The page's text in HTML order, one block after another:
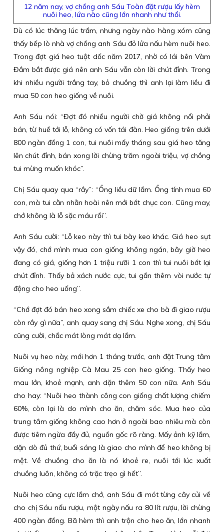
12 năm nay, vợ chồng anh Sáu Toàn đặt rượu lấy hèm
nuôi heo, lứa nào cũng lớn nhanh như thổi.
Dù có lúc thăng lúc trầm, nhưng ngày nào hàng xóm cũng
thấy bếp lò nhà vợ chồng anh Sáu đỏ lửa nấu hèm nuôi heo.
Trong đợt giá heo tuột dốc năm 2017, nhờ có lái bên Vàm
Đầm bắt được giá nên anh Sáu vẫn còn lời chút đỉnh. Trong
khi nhiều người trắng tay, bỏ chuồng thì anh lại làm liều đi
mua 50 con heo giống về nuôi.
Anh Sáu nói: “Đợt đó nhiều người chờ giá không nổi phải
bán, từ huề tới lỗ, không có vốn tái đàn. Heo giống trên dưới
800 ngàn đồng 1 con, tui nuôi mấy tháng sau giá heo tăng
lên chút đỉnh, bán xong lời chừng trăm ngoài triệu, vợ chồng
tui mừng muốn khóc”.
Chị Sáu quay qua “rầy”: “Ổng liều dữ lắm. Ổng tính mua 60
con, mà tui cằn nhằn hoài nên mới bớt chục con. Cũng may,
chớ không là lỗ sặc máu rồi”.
Anh Sáu cười: “Lỗ keo này thì tui bày keo khác. Giá heo sụt
vậy đó, chớ mình mua con giống không ngán, bây giờ heo
đang có giá, giống hơn 1 triệu rưỡi 1 con thì tui nuôi bớt lại
chút đỉnh. Thấy bả xách nước cực, tui gắn thêm vòi nước tự
động cho heo uống”.
“Chớ đợt đó bán heo xong sắm chiếc xe cho bà đi giao rượu
còn rầy gì nữa”, anh quay sang chị Sáu. Nghe xong, chị Sáu
cũng cười, chắc mát lòng mát dạ lắm.
Nuôi vụ heo này, mới hơn 1 tháng trước, anh đặt Trung tâm
Giống nông nghiệp Cà Mau 25 con heo giống. Thấy heo
mau lớn, khoẻ mạnh, anh dặn thêm 50 con nữa. Anh Sáu
cho hay: “Nuôi heo thành công con giống chất lượng chiếm
60%, còn lại là do mình cho ăn, chăm sóc. Mua heo của
trung tâm giống không cao hơn ở ngoài bao nhiêu mà còn
được tiêm ngừa đầy đủ, nguồn gốc rõ ràng. Mấy ảnh kỹ lắm,
dặn dò đủ thứ, buổi sáng là giao cho mình để heo không bị
mệt. Về chuồng cho ăn là nó khoẻ re, nuôi tới lúc xuất
chuồng luôn, không có trặc trẹo gì hết”.
Nuôi heo cũng cực lắm chớ, anh Sáu đi mót từng cây củi về
cho chị Sáu nấu rượu, một ngày nấu ra 80 lít rượu, lời chừng
400 ngàn đồng. Bã hèm thì anh trộn cho heo ăn, lớn nhanh